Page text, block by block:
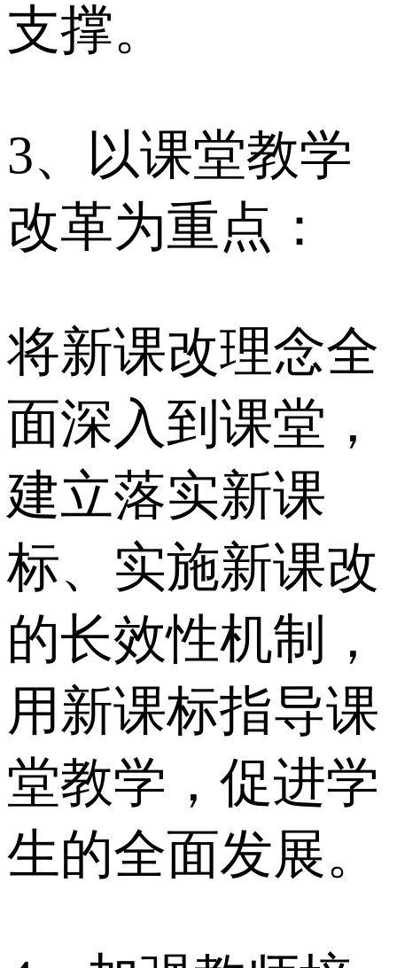
支撑。
3、以课堂教学
改革为重点：
将新课改理念全
面深入到课堂，
建立落实新课
标、实施新课改
的长效性机制，
用新课标指导课
堂教学，促进学
生的全面发展。